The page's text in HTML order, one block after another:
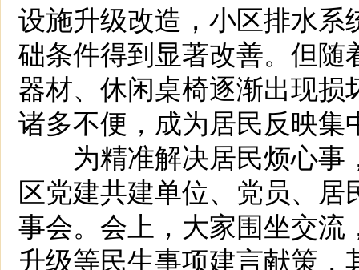
设施升级改造，小区排水
础条件得到显著改善。但
器材、休闲桌椅逐渐出现
诸多不便，成为居民反映集
为精准解决居民烦心事
区党建共建单位、党员、居
事会。会上，大家围坐交
升级等民生事项建言献策